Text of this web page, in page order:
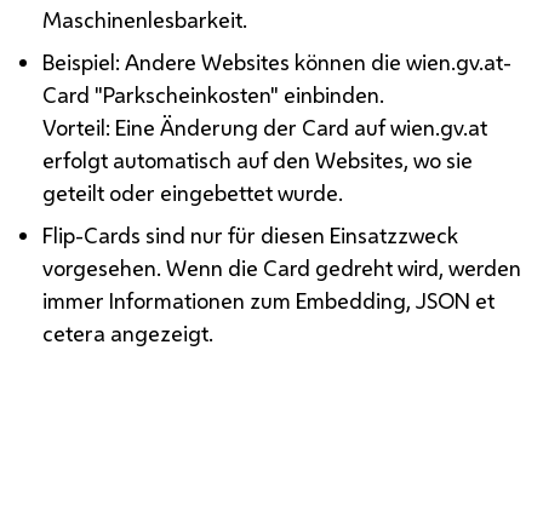
Maschinenlesbarkeit.
Beispiel: Andere Websites können die wien.gv.at-
Card "Parkscheinkosten" einbinden.
Vorteil: Eine Änderung der Card auf wien.gv.at
erfolgt automatisch auf den Websites, wo sie
geteilt oder eingebettet wurde.
Flip-Cards sind nur für diesen Einsatzzweck
vorgesehen. Wenn die Card gedreht wird, werden
immer Informationen zum Embedding, JSON et
cetera angezeigt.